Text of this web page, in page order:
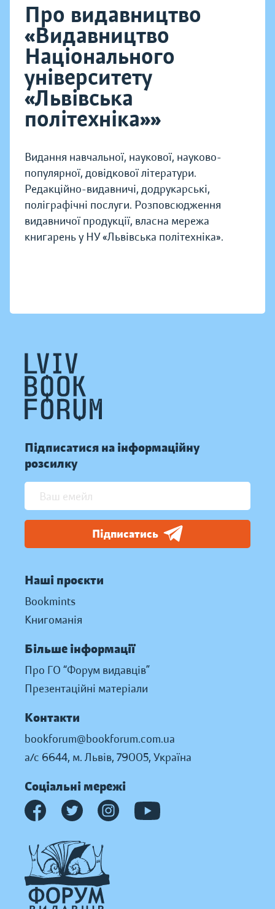
Про видавництво
«Видавництво
Національного
університету
«Львівська
політехніка»»
Видання навчальної, наукової, науково-
популярної, довідкової літератури.
Редакційно-видавничі, додрукарські,
поліграфічні послуги. Розповсюдження
видавничої продукції, власна мережа
книгарень у НУ «Львівська політехніка».
Підписатися на інформаційну
розсилку
Підписатись
Наші проєкти
Bookmints
Книгоманія
Більше інформації
Про ГО “Форум видавців”
Презентаційні матеріали
Контакти
bookforum@bookforum.com.ua
а/с 6644, м. Львів, 79005, Україна
Соціальні мережі